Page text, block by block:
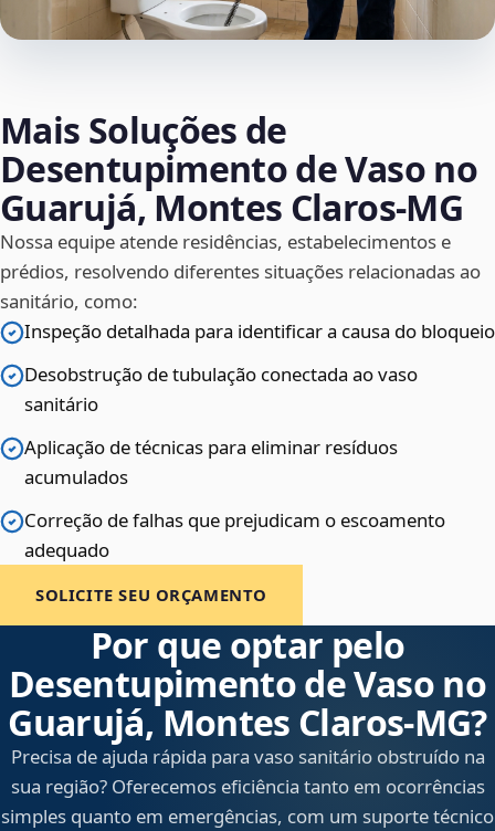
Mais Soluções de
Desentupimento de Vaso no
Guarujá, Montes Claros‑MG
Nossa equipe atende residências, estabelecimentos e
prédios, resolvendo diferentes situações relacionadas ao
sanitário, como:
Inspeção detalhada para identificar a causa do bloqueio
Desobstrução de tubulação conectada ao vaso
sanitário
Aplicação de técnicas para eliminar resíduos
acumulados
Correção de falhas que prejudicam o escoamento
adequado
SOLICITE SEU ORÇAMENTO
Por que optar pelo
Desentupimento de Vaso no
Guarujá, Montes Claros‑MG?
Precisa de ajuda rápida para vaso sanitário obstruído na
sua região? Oferecemos eficiência tanto em ocorrências
simples quanto em emergências, com um suporte técnico